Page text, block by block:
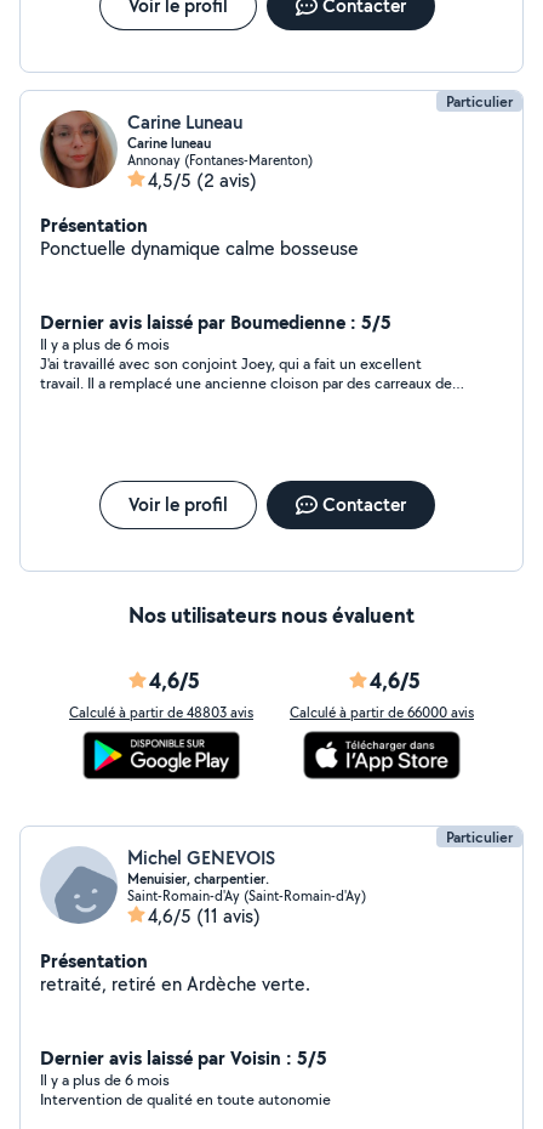
Voir le profil Contacter
Particulier
Carine Luneau
Carine luneau
Annonay (Fontanes-Marenton)
4,5/5 (2 avis)
Présentation
Ponctuelle dynamique calme bosseuse
Dernier avis laissé par Boumedienne : 5/5
Il y a plus de 6 mois
J'ai travaillé avec son conjoint Joey, qui a fait un excellent
travail. Il a remplacé une ancienne cloison par des carreaux de
Voir le profil Contacter
Nos utilisateurs nous évaluent
4,6/5
Calculé à partir de 48803 avis
4,6/5
Calculé à partir de 66000 avis
Particulier
Michel GENEVOIS
Menuisier, charpentier.
Saint-Romain-d'Ay (Saint-Romain-d'Ay)
4,6/5 (11 avis)
Présentation
retraité, retiré en Ardèche verte.
Dernier avis laissé par Voisin : 5/5
Il y a plus de 6 mois
Intervention de qualité en toute autonomie